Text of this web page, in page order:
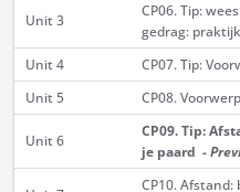
Unit 3
CP06. Tip:
gedrag: praktijk
Unit 4
CP07. Tip:
Unit 5
CP08.
Unit 6
CP09. Tip:
je paard -
CP10.